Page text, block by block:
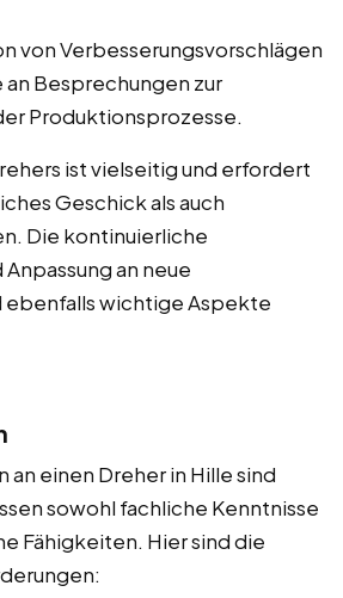
von Verbesserungsvorschlägen
an Besprechungen zur
Produktionsprozesse.
ist vielseitig und erfordert
Geschick als auch
Die kontinuierliche
an neue
ebenfalls wichtige Aspekte
an einen Dreher in Hille sind
sowohl fachliche Kenntnisse
Fähigkeiten. Hier sind die